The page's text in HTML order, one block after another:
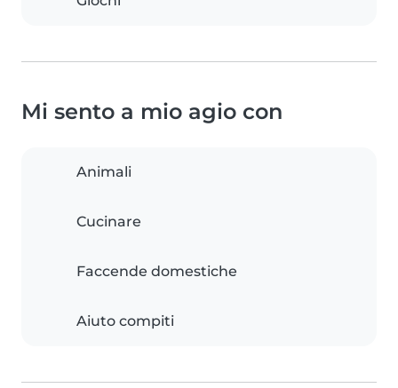
Mi sento a mio agio con
Animali
Cucinare
Faccende domestiche
Aiuto compiti